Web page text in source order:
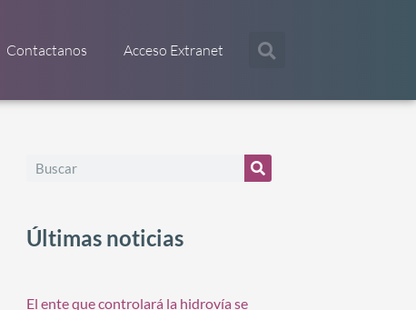
Contactanos Acceso Extranet
Últimas noticias
El ente que controlará la hidrovía se